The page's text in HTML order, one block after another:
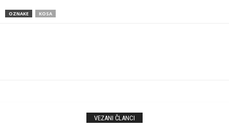
OZNAKE KOSA
VEZANI ČLANCI